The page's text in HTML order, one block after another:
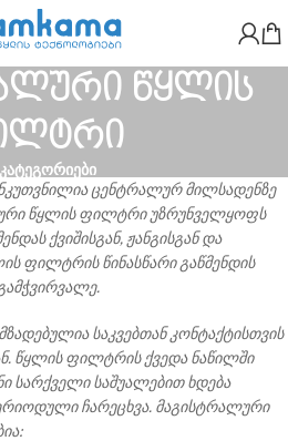
წყლის
კატეგორიები
ცენტრალურ მილსადენზე
წყლის ფილტრი უზრუნველყოფს
ქვიშისგან, ჟანგისგან და
ფილტრის წინასწარი გაწმენდის
საკვებთან კონტაქტისთვის
წყლის ფილტრის ქვედა ნაწილში
სარქველი საშუალებით ხდება
ჩარეცხვა. მაგისტრალური